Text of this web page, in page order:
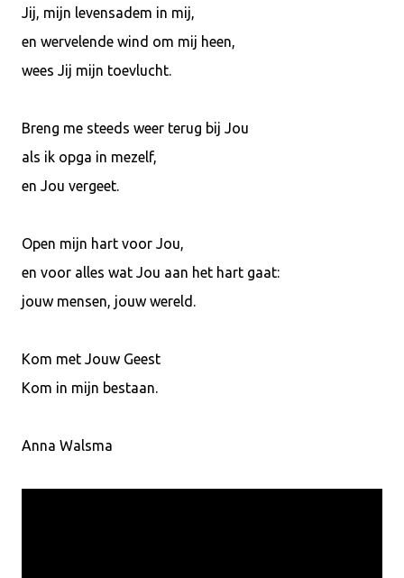
Jij, mijn levensadem in mij,
en wervelende wind om mij heen,
wees Jij mijn toevlucht.
Breng me steeds weer terug bij Jou
als ik opga in mezelf,
en Jou vergeet.
Open mijn hart voor Jou,
en voor alles wat Jou aan het hart gaat:
jouw mensen, jouw wereld.
Kom met Jouw Geest
Kom in mijn bestaan.
Anna Walsma